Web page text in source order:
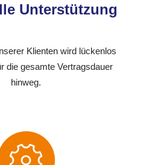
Unterstützung
Klienten wird lückenlos
die gesamte Vertragsdauer
hinweg.